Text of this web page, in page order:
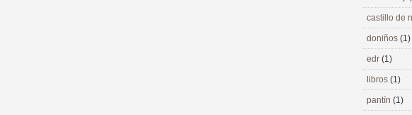
castillo de
doniños (1)
edr (1)
libros (1)
pantín (1)